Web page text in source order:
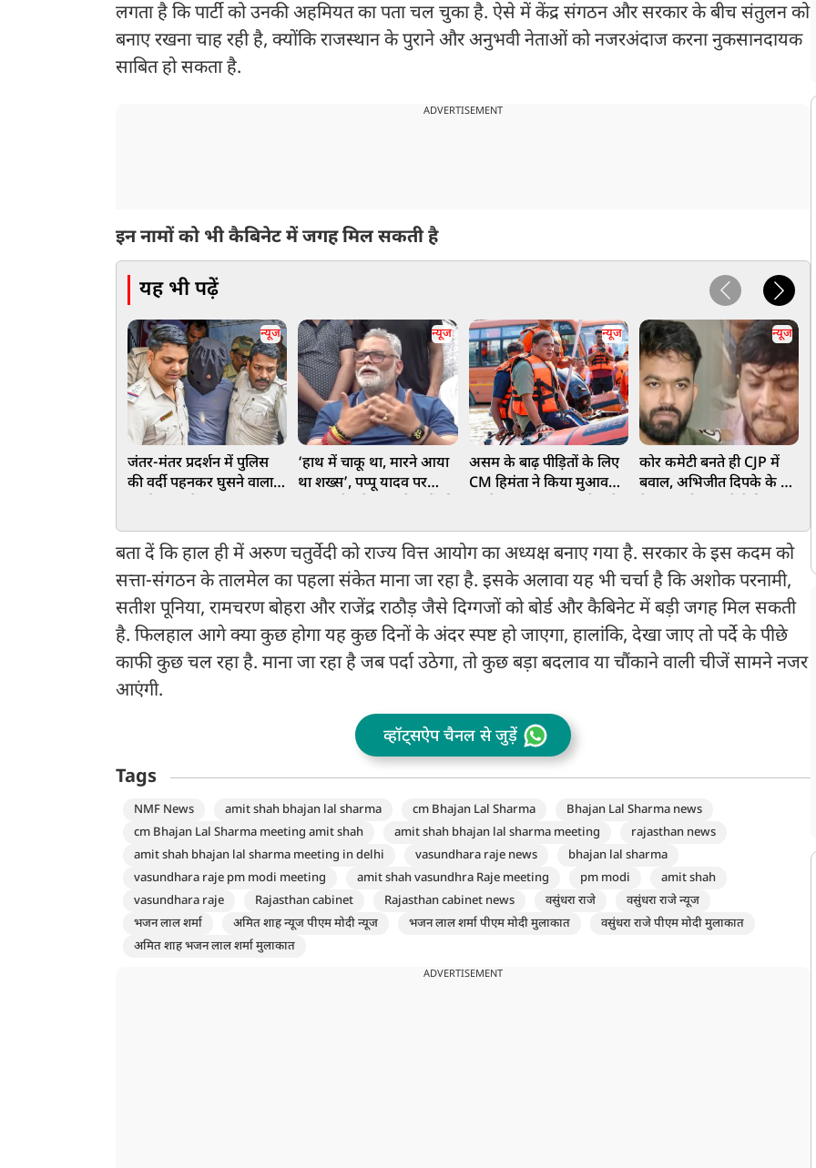
लगता है कि पार्टी को उनकी अहमियत का पता चल चुका है. ऐसे में केंद्र संगठन और सरकार के बीच संतुलन को
बनाए रखना चाह रही है, क्योंकि राजस्थान के पुराने और अनुभवी नेताओं को नजरअंदाज करना नुकसानदायक
साबित हो सकता है.
ADVERTISEMENT
इन नामों को भी कैबिनेट में जगह मिल सकती है
यह भी पढ़ें
न्यूज
जंतर-मंतर प्रदर्शन में पुलिस
की वर्दी पहनकर घुसने वाला
न्यूज
‘हाथ में चाकू था, मारने आया
था शख्स’, पप्पू यादव पर
न्यूज
असम के बाढ़ पीड़ितों के लिए
CM हिमंता ने किया मुआवजे
हजार
न्यूज
कोर कमेटी बनते ही CJP में
बवाल, अभिजीत दिपके के घर
बता दें कि हाल ही में अरुण चतुर्वेदी को राज्य वित्त आयोग का अध्यक्ष बनाए गया है. सरकार के इस कदम को
सत्ता-संगठन के तालमेल का पहला संकेत माना जा रहा है. इसके अलावा यह भी चर्चा है कि अशोक परनामी,
सतीश पूनिया, रामचरण बोहरा और राजेंद्र राठौड़ जैसे दिग्गजों को बोर्ड और कैबिनेट में बड़ी जगह मिल सकती
है. फिलहाल आगे क्या कुछ होगा यह कुछ दिनों के अंदर स्पष्ट हो जाएगा, हालांकि, देखा जाए तो पर्दे के पीछे
काफी कुछ चल रहा है. माना जा रहा है जब पर्दा उठेगा, तो कुछ बड़ा बदलाव या चौंकाने वाली चीजें सामने नजर
आएंगी.
व्हॉट्सऐप चैनल से जुड़ें
Tags
NMF News amit shah bhajan lal sharma cm Bhajan Lal Sharma
Bhajan Lal Sharma news
cm Bhajan Lal Sharma meeting amit shah
amit shah bhajan lal sharma meeting
rajasthan news
amit shah bhajan lal sharma meeting in delhi
vasundhara raje news
bhajan lal sharma
vasundhara raje pm modi meeting
amit shah vasundhra Raje meeting pm modi
amit shah
vasundhara raje
Rajasthan cabinet Rajasthan cabinet news वसुंधरा राजे
वसुंधरा राजे न्यूज
भजन लाल शर्मा
अमित शाह न्यूज पीएम मोदी न्यूज भजन लाल शर्मा पीएम मोदी मुलाकात
वसुंधरा राजे पीएम मोदी मुलाकात
अमित शाह भजन लाल शर्मा मुलाकात
ADVERTISEMENT